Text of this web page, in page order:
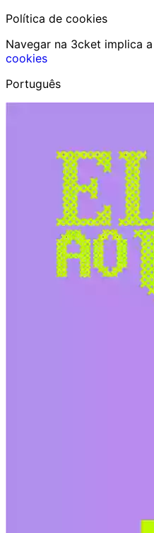
Política de cookies
Navegar na 3cket implica
cookies
Português